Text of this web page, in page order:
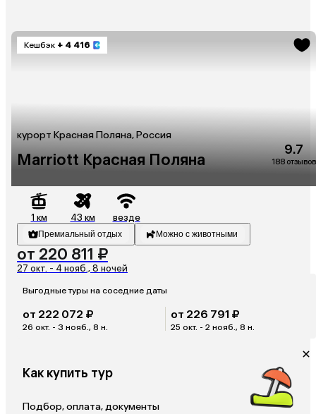
Кешбэк + 4 416
курорт Красная Поляна, Россия
Marriott Красная Поляна
9.7
188 отзывов
1 км 43 км везде
Премиальный отдых Можно с животными
от 220 811 ₽
27 окт. - 4 нояб., 8 ночей
Выгодные туры на соседние даты
от 222 072 ₽
26 окт. - 3 нояб., 8 н.
от 226 791 ₽
25 окт. - 2 нояб., 8 н.
Как купить тур
Подбор, оплата, документы